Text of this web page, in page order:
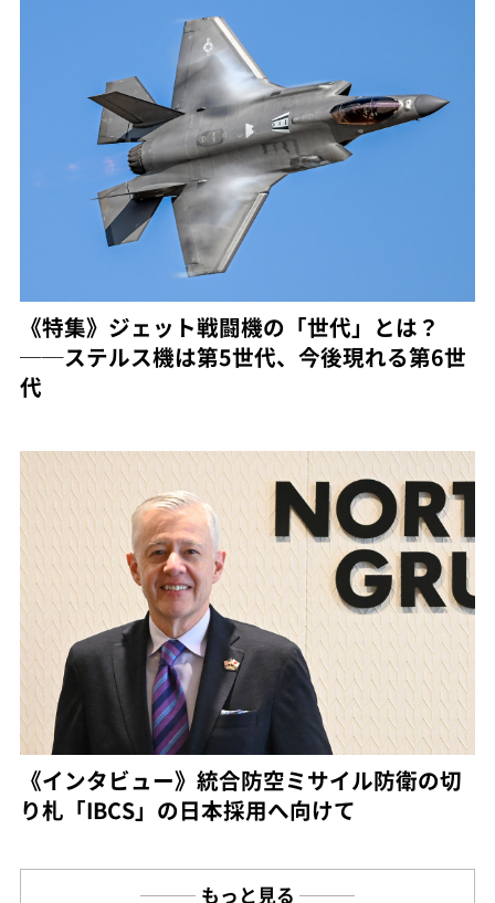
《特集》ジェット戦闘機の「世代」とは？
──ステルス機は第5世代、今後現れる第6世
代
《インタビュー》統合防空ミサイル防衛の切
り札「IBCS」の日本採用へ向けて
もっと見る